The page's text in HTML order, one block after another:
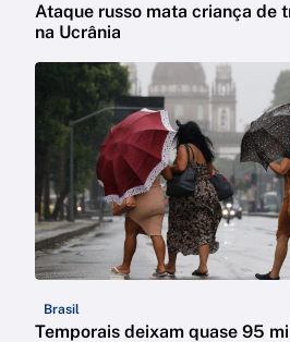
Ataque russo mata criança de
na Ucrânia
Brasil
Temporais deixam quase 95